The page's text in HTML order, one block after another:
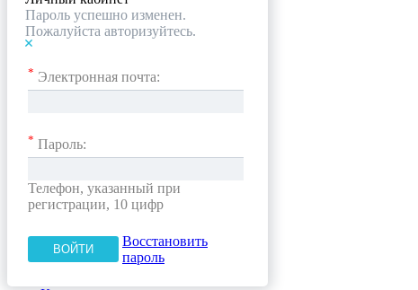
Пароль успешно изменен.
Пожалуйста авторизуйтесь.
* Электронная почта:
* Пароль:
Телефон, указанный при
регистрации, 10 цифр
Восстановить
пароль